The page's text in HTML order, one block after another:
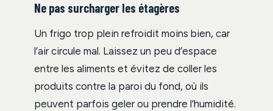
Ne pas surcharger les étagères
Un frigo trop plein refroidit moins bien, car
l’air circule mal. Laissez un peu d’espace
entre les aliments et évitez de coller les
produits contre la paroi du fond, où ils
peuvent parfois geler ou prendre l’humidité.